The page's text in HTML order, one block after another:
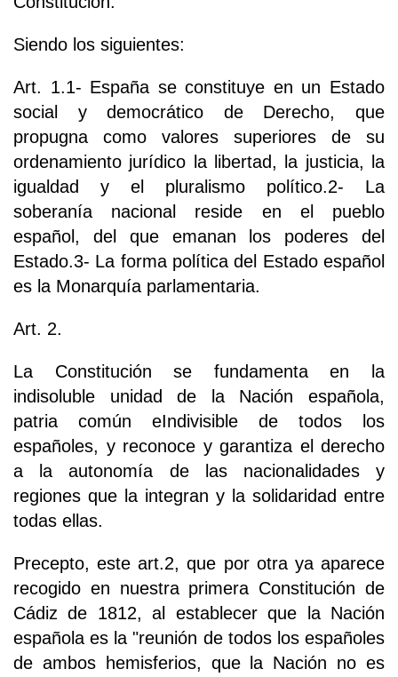
Siendo los siguientes:
Art. 1.1- España se constituye en un Estado
social y democrático de Derecho, que
propugna como valores superiores de su
ordenamiento jurídico la libertad, la justicia, la
igualdad y el pluralismo político.2- La
soberanía nacional reside en el pueblo
español, del que emanan los poderes del
Estado.3- La forma política del Estado español
es la Monarquía parlamentaria.
Art. 2.
La Constitución se fundamenta en la
indisoluble unidad de la Nación española,
patria común eIndivisible de todos los
españoles, y reconoce y garantiza el derecho
a la autonomía de las nacionalidades y
regiones que la integran y la solidaridad entre
todas ellas.
Precepto, este art.2, que por otra ya aparece
recogido en nuestra primera Constitución de
Cádiz de 1812, al establecer que la Nación
española es la "reunión de todos los españoles
de ambos hemisferios, que la Nación no es